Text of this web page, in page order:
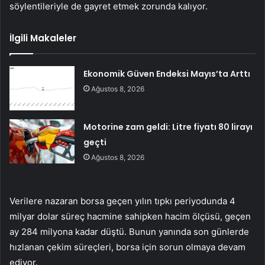
söylentileriyle de gayret etmek zorunda kalıyor.
İlgili Makaleler
Ekonomik Güven Endeksi Mayıs’ta Arttı
Ağustos 8, 2026
Motorine zam geldi: Litre fiyatı 80 lirayı
geçti
Ağustos 8, 2026
Verilere nazaran borsa geçen yılın tıpkı periyodunda 4
milyar dolar süreç hacmine sahipken hacim ölçüsü, geçen
ay 284 milyona kadar düştü. Bunun yanında son günlerde
hızlanan çekim süreçleri, borsa için sorun olmaya devam
ediyor.